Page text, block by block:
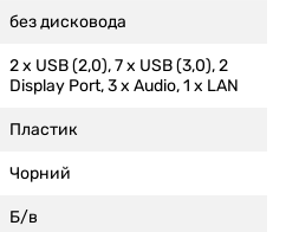
без дисковода
2 x USB (2,0), 7 x USB (3,0), 2
Display Port, 3 x Audio, 1 x LAN
Пластик
Чорний
Б/в